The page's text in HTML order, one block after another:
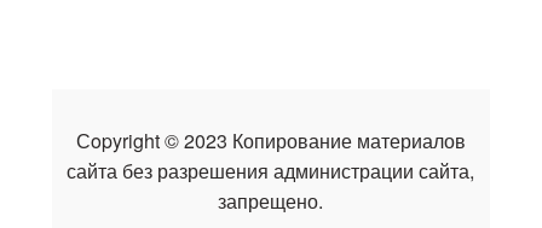
Сopyright © 2023 Копирование материалов
сайта без разрешения администрации сайта,
запрещено.